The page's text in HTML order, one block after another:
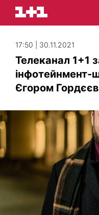
17:50 | 30.11.2021
Телеканал 1+1
інфотейнмент-
Єгором